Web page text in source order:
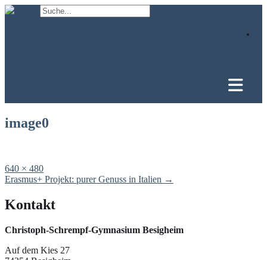
Skip
image0
Full
size
640 × 480
Post
Erasmus+ Projekt: purer Genuss in Italien →
Kontakt
Christoph-Schrempf-Gymnasium Besigheim
Auf dem Kies 27